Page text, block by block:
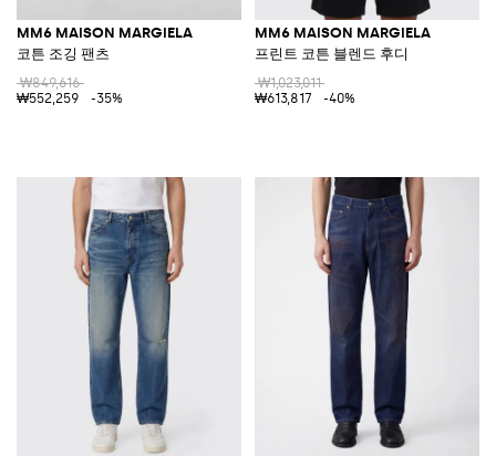
MM6 MAISON MARGIELA
코튼 조깅 팬츠
₩849,616
₩552,259
-35%
MM6 MAISON MARGIELA
프린트 코튼 블렌드 후디
₩1,023,011
₩613,817
-40%